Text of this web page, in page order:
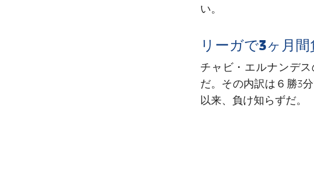
い。
リーガで3ヶ月
チャビ・エルナンデ
だ。その内訳は６勝3
以来、負け知らずだ。